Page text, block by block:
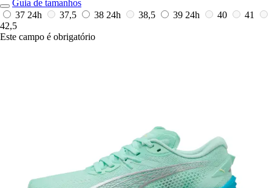
Guia de tamanhos
37 24h 37,5 38 24h 38,5 39 24h 40
41
42,5
Este campo é obrigatório